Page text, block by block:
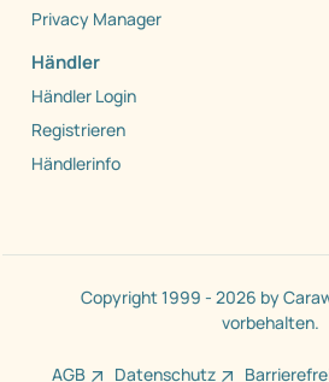
Privacy Manager
Händler
Händler Login
Registrieren
Händlerinfo
Copyright 1999 - 2026 by
vorbehalten.
AGB Datenschutz